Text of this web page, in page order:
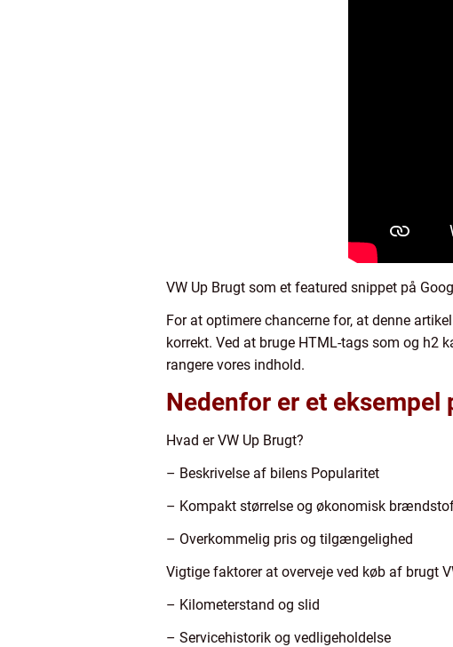
VW Up Brugt som et featured snippet på
For at optimere chancerne for, at denne
korrekt. Ved at bruge HTML-tags som og h2
rangere vores indhold.
Nedenfor er et eksempel
Hvad er VW Up Brugt?
– Beskrivelse af bilens Popularitet
– Kompakt størrelse og økonomisk
– Overkommelig pris og tilgængelighed
Vigtige faktorer at overveje ved køb af brugt
– Kilometerstand og slid
– Servicehistorik og vedligeholdelse